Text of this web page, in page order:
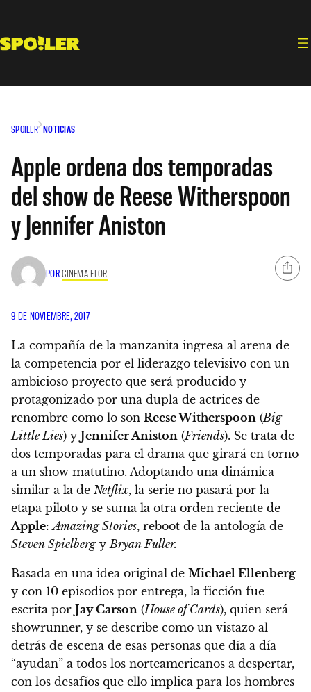
contenido
SPOILER NOTICIAS
Apple ordena dos temporadas
del show de Reese Witherspoon
y Jennifer Aniston
PORCINEMA FLOR
9 DE NOVIEMBRE, 2017
La compañía de la manzanita ingresa al arena de
la competencia por el liderazgo televisivo con un
ambicioso proyecto que será producido y
protagonizado por una dupla de actrices de
renombre como lo son Reese Witherspoon (Big
Little Lies) y Jennifer Aniston (Friends). Se trata de
dos temporadas para el drama que girará en torno
a un show matutino. Adoptando una dinámica
similar a la de Netflix, la serie no pasará por la
etapa piloto y se suma la otra orden reciente de
Apple:Amazing Stories, reboot de la antología de
Steven SpielbergyBryan Fuller.
Basada en una idea original de Michael Ellenberg
y con 10 episodios por entrega, la ficción fue
escrita por Jay Carson (House of Cards), quien será
showrunner, y se describe como un vistazo al
detrás de escena de esas personas que día a día
“ayudan” a todos los norteamericanos a despertar,
con los desafíos que ello implica para los hombres